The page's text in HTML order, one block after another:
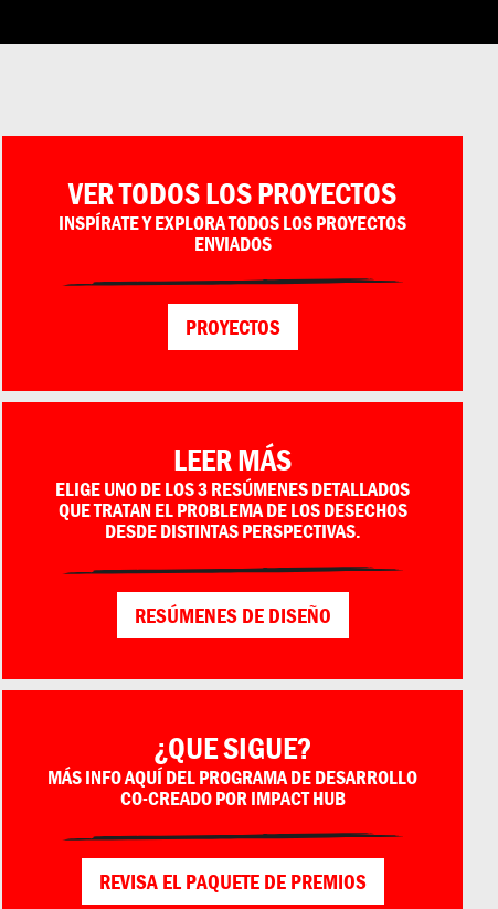
VER TODOS LOS PROYECTOS
INSPÍRATE Y EXPLORA TODOS LOS PROYECTOS
ENVIADOS
PROYECTOS
LEER MÁS
ELIGE UNO DE LOS 3 RESÚMENES DETALLADOS
QUE TRATAN EL PROBLEMA DE LOS DESECHOS
DESDE DISTINTAS PERSPECTIVAS.
RESÚMENES DE DISEÑO
¿QUE SIGUE?
MÁS INFO AQUÍ DEL PROGRAMA DE DESARROLLO
CO-CREADO POR IMPACT HUB
REVISA EL PAQUETE DE PREMIOS